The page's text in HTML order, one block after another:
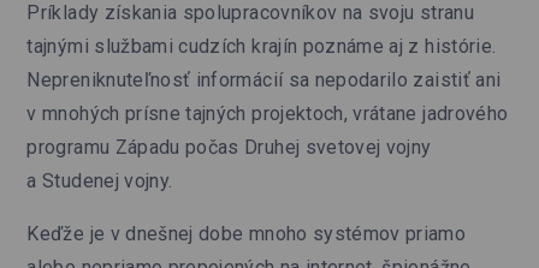
Príklady získania spolupracovníkov na svoju stranu
tajnými službami cudzích krajín poznáme aj z histórie.
Nepreniknuteľnosť informácií sa nepodarilo zaistiť ani
v mnohých prísne tajných projektoch, vrátane jadrového
programu Západu počas Druhej svetovej vojny
a Studenej vojny.
Keďže je v dnešnej dobe mnoho systémov priamo